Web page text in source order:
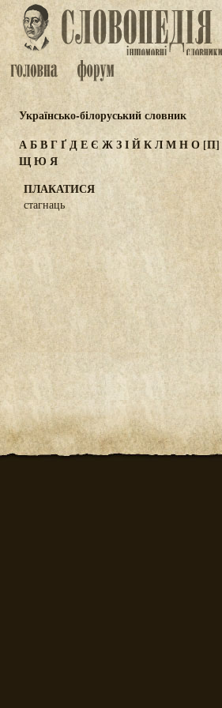
Українсько-білоруський словник
АБВГҐДЕЄ ЖЗІЙКЛМНО[П]
ЩЮ Я
ПЛАКАТИСЯ
стагнаць